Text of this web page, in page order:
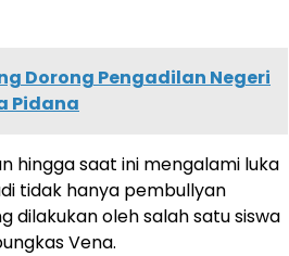
Dorong Pengadilan Negeri
Pidana
hingga saat ini mengalami luka
tidak hanya pembullyan
dilakukan oleh salah satu siswa
Vena.